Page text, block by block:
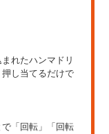
れたハンマドリ
し当てるだけで
「回転」「回転